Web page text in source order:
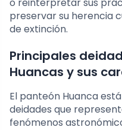
preservar su herencia
de extinción.
Principales
Huancas y sus
El panteón Huanca
deidades que
fenómenos